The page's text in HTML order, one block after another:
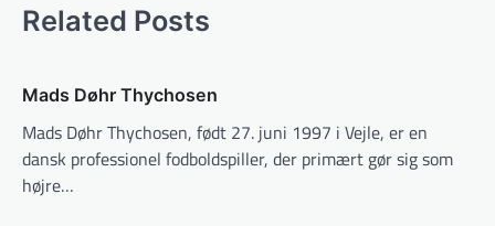
Related Posts
Mads Døhr Thychosen
Mads Døhr Thychosen, født 27. juni 1997 i Vejle, er en
dansk professionel fodboldspiller, der primært gør sig som
højre…